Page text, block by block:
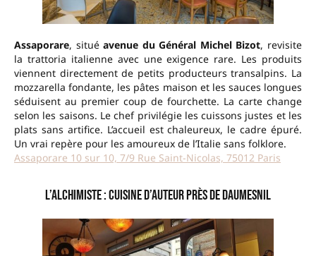
Assaporare, situéavenue du Général Michel Bizot, revisite
la trattoria italienne avec une exigence rare. Les produits
viennent directement de petits producteurs transalpins. La
mozzarella fondante, les pâtes maison et les sauces longues
séduisent au premier coup de fourchette. La carte change
selon les saisons. Le chef privilégie les cuissons justes et les
plats sans artifice. L’accueil est chaleureux, le cadre épuré.
Un vrai repère pour les amoureux de l’Italie sans folklore.
Assaporare 10 sur 10, 7/9 Rue Saint-Nicolas, 75012 Paris
L’Alchimiste : cuisine d’auteur près de Daumesnil